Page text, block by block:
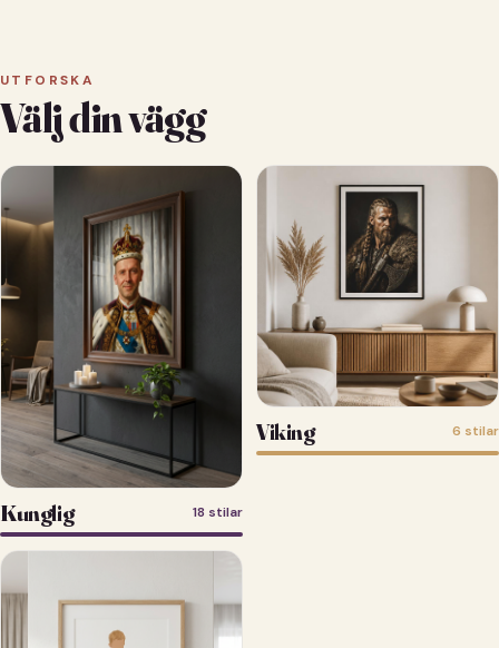
UTFORSKA
Välj din vägg
Kunglig 18 stilar
Viking 6 stilar